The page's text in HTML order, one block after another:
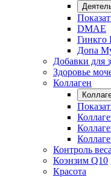
DMAE
Гинкго
Допа
Добавки для
Здоровье
Коллаген
Контроль веса
Коэнзим Q10
Красота